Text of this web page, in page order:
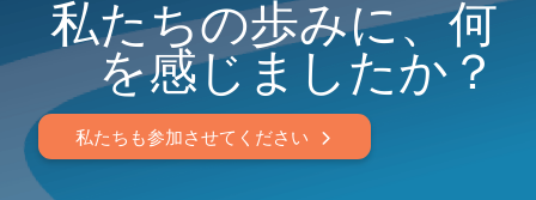
私たちの歩みに、何
を感じましたか？
私たちも参加させてください